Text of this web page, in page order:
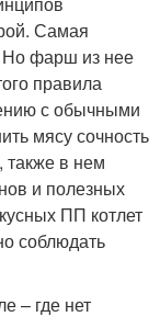
Самая
Но фарш из нее
правила
с обычными
мясу сочность
также в нем
и полезных
ПП котлет
соблюдать
– где нет